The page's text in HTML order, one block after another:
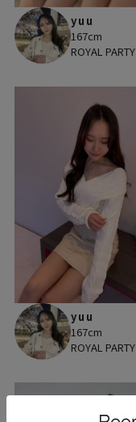
yuu
167cm
ROYAL PARTY
yuu
167cm
ROYAL PARTY